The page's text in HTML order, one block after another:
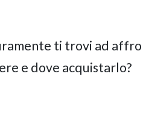
ti trovi ad
e dove acquistarlo?